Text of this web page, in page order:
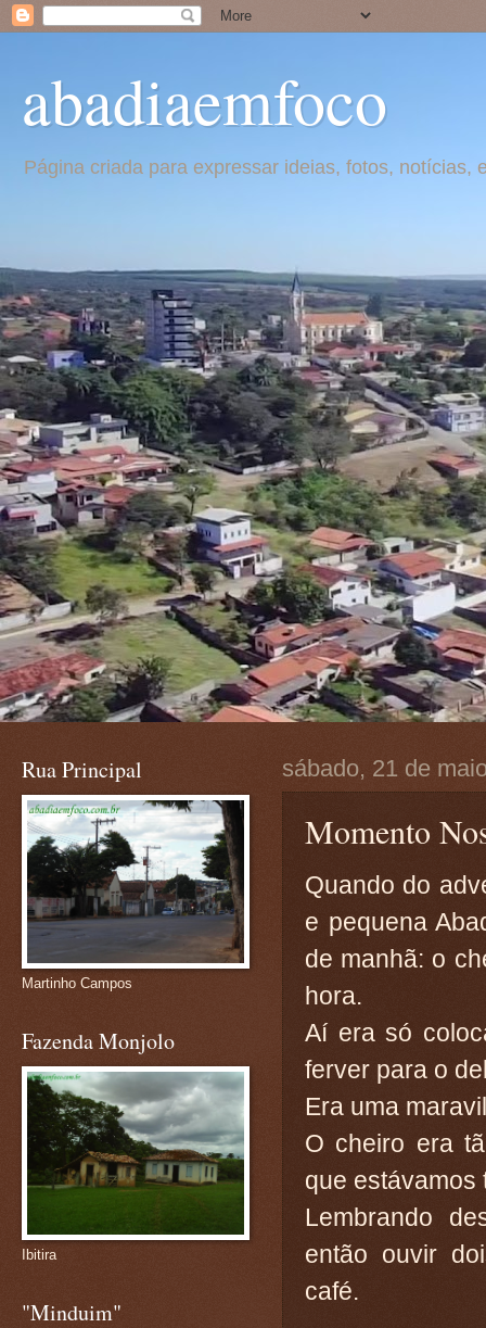
abadiaemfoco
Página criada para expressar ideias, fotos,
sábado, 21 de
Momento
Quando do
e pequena
de manhã: o
hora.
Aí era só
ferver para o
Era uma
O cheiro era
que estávamos
Lembrando
então ouvir
café.
Rua Principal
Martinho Campos
Fazenda Monjolo
Ibitira
"Minduim"